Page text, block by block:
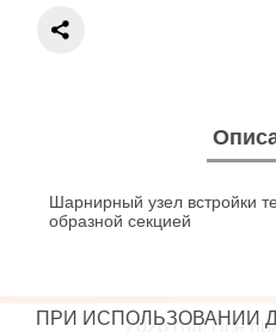
Шарнирный узел встройки
образной секцией
2026 год. Все
ПРИ ИСПОЛЬЗОВАНИИ